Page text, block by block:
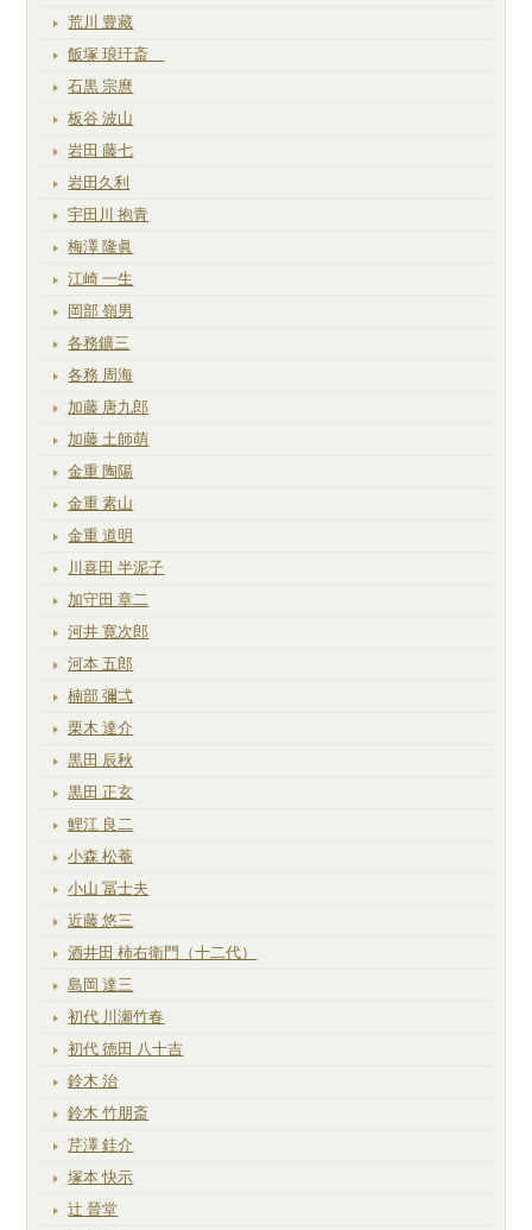
荒川 豊藏
飯塚 琅玕斎
石黒 宗麿
板谷 波山
岩田 藤七
岩田久利
宇田川 抱青
梅澤 隆眞
江崎 一生
岡部 嶺男
各務鑛三
各務 周海
加藤 唐九郎
加藤 土師萌
金重 陶陽
金重 素山
金重 道明
川喜田 半泥子
加守田 章二
河井 寛次郎
河本 五郎
楠部 彌弌
栗木 達介
黒田 辰秋
黒田 正玄
鯉江 良二
小森 松菴
小山 冨士夫
近藤 悠三
酒井田 柿右衛門（十二代）
島岡 達三
初代 川瀬竹春
初代 徳田 八十吉
鈴木 治
鈴木 竹朋斎
芹澤 銈介
塚本 快示
辻 晉堂